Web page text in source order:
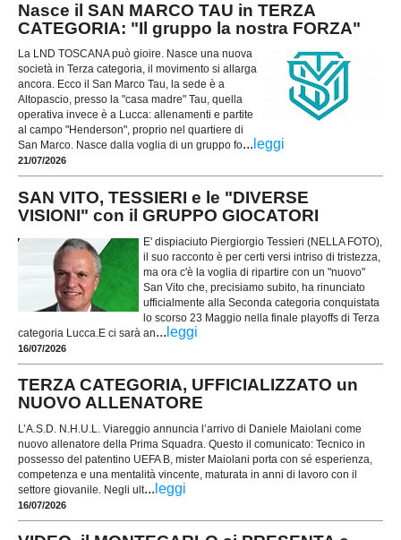
Nasce il SAN MARCO TAU in TERZA
CATEGORIA: "Il gruppo la nostra FORZA"
La LND TOSCANA può gioire. Nasce una nuova
società in Terza categoria, il movimento si allarga
ancora. Ecco il San Marco Tau, la sede è a
Altopascio, presso la "casa madre" Tau, quella
operativa invece è a Lucca: allenamenti e partite
al campo "Henderson", proprio nel quartiere di
San Marco. Nasce dalla voglia di un gruppo fo... leggi
21/07/2026
SAN VITO, TESSIERI e le "DIVERSE
VISIONI" con il GRUPPO GIOCATORI
E' dispiaciuto Piergiorgio Tessieri (NELLA FOTO),
il suo racconto è per certi versi intriso di tristezza,
ma ora c'è la voglia di ripartire con un "nuovo"
San Vito che, precisiamo subito, ha rinunciato
ufficialmente alla Seconda categoria conquistata
lo scorso 23 Maggio nella finale playoffs di Terza
categoria Lucca.E ci sarà an... leggi
16/07/2026
TERZA CATEGORIA, UFFICIALIZZATO un
NUOVO ALLENATORE
L’A.S.D. N.H.U.L. Viareggio annuncia l’arrivo di Daniele Maiolani come
nuovo allenatore della Prima Squadra. Questo il comunicato: Tecnico in
possesso del patentino UEFA B, mister Maiolani porta con sé esperienza,
competenza e una mentalità vincente, maturata in anni di lavoro con il
settore giovanile. Negli ult... leggi
16/07/2026